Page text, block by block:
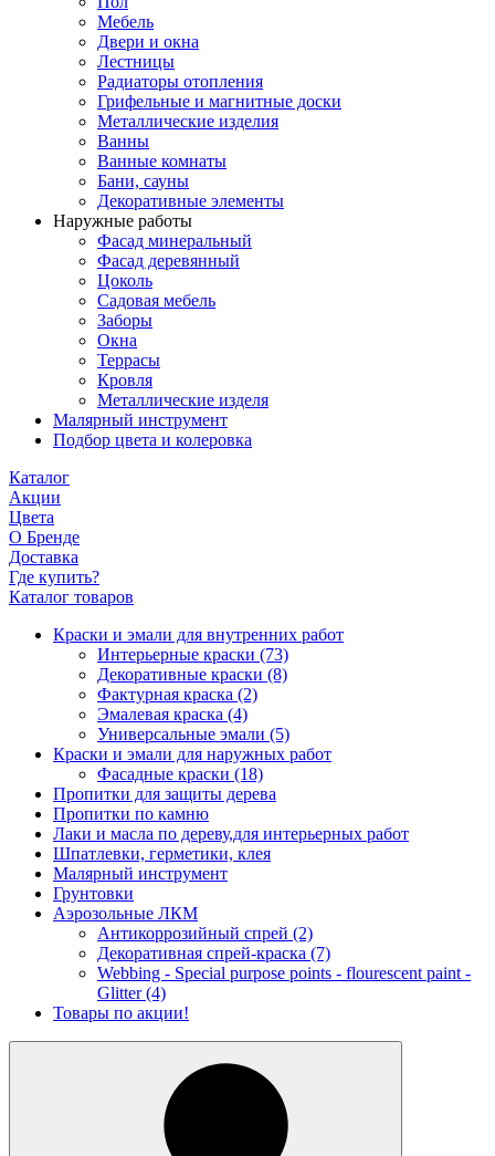
Мебель
Двери и окна
Лестницы
Радиаторы отопления
Грифельные и магнитные доски
Металлические изделия
Ванны
Ванные комнаты
Бани, сауны
Декоративные элементы
Наружные работы
Фасад минеральный
Фасад деревянный
Цоколь
Садовая мебель
Заборы
Окна
Террасы
Кровля
Металлические изделя
Малярный инструмент
Подбор цвета и колеровка
Каталог
Акции
Цвета
О Бренде
Доставка
Где купить?
Каталог товаров
Краски и эмали для внутренних работ
Интерьерные краски (73)
Декоративные краски (8)
Фактурная краска (2)
Эмалевая краска (4)
Универсальные эмали (5)
Краски и эмали для наружных работ
Фасадные краски (18)
Пропитки для защиты дерева
Пропитки по камню
Лаки и масла по дереву,для интерьерных работ
Шпатлевки, герметики, клея
Малярный инструмент
Грунтовки
Аэрозольные ЛКМ
Антикоррозийный спрей (2)
Декоративная спрей-краска (7)
Webbing - Special purpose points - flourescent paint -
Glitter (4)
Товары по акции!